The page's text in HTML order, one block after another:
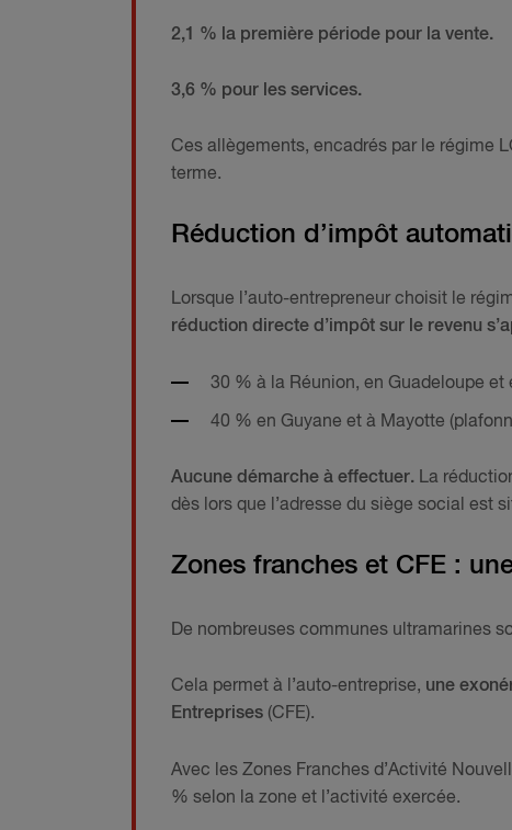
2,1 % la première période pour la vente.
3,6 % pour les services.
Ces allègements, encadrés par le régime
terme.
Réduction d’impôt
Lorsque l’auto-entrepreneur choisit le
réduction directe d’impôt sur le revenu
30 % à la Réunion, en Guadeloupe et
40 % en Guyane et à Mayotte
Aucune démarche à effectuer. La
dès lors que l’adresse du siège social est
Zones franches et CFE :
De nombreuses communes ultramarines
Cela permet à l’auto-entreprise, une
Entreprises (CFE).
Avec les Zones Franches d’Activité
% selon la zone et l’activité exercée.